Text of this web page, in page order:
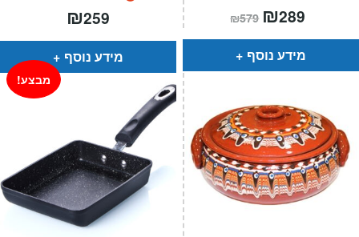
₪259
מידע נוסף
₪579 המחיר
המקורי
היה:
₪579.
₪289
הוא:
מידע נוסף
מבצע!